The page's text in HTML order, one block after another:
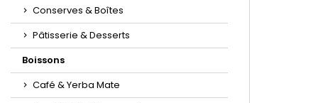
Conserves & Boîtes
Pâtisserie & Desserts
Boissons
Café & Yerba Mate